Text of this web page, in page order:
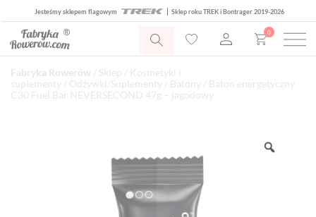
Jesteśmy sklepem flagowym Sklep roku TREK i Bontrager 2019-2026
0
Fabryka Rowerów Sklep
Kosmetyki i
suplementy
Odżywki/Suplementy Batony
/ Baton energetyczny
C30 Fuel Bar NEVERSECOND 47g – jagodowy